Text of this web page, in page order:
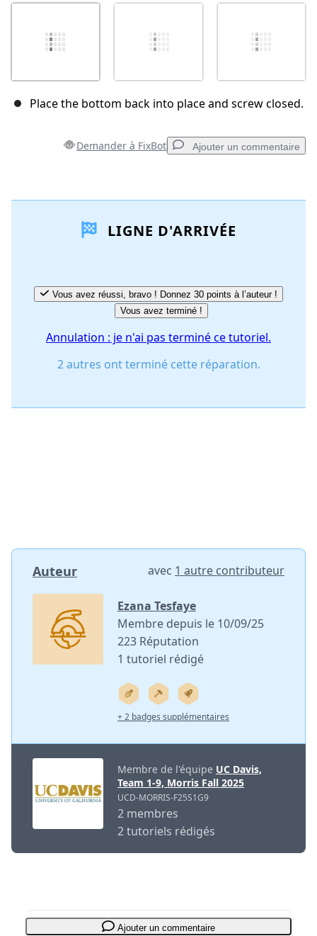
Place the bottom back into place and screw closed.
Demander à FixBot Ajouter un commentaire
Ajouter un commentaire
Annuler Publier un commentaire
LIGNE D'ARRIVÉE
Vous avez réussi, bravo ! Donnez 30 points à l’auteur !
Vous avez terminé !
Annulation : je n'ai pas terminé ce tutoriel.
2 autres ont terminé cette réparation.
Auteur avec 1 autre contributeur
Ezana Tesfaye
Membre depuis le 10/09/25
223 Réputation
1 tutoriel rédigé
+ 2 badges supplémentaires
Membre de l'équipe UC Davis,
Team 1-9, Morris Fall 2025
UCD-MORRIS-F25S1G9
2 membres
2 tutoriels rédigés
Ajouter un commentaire